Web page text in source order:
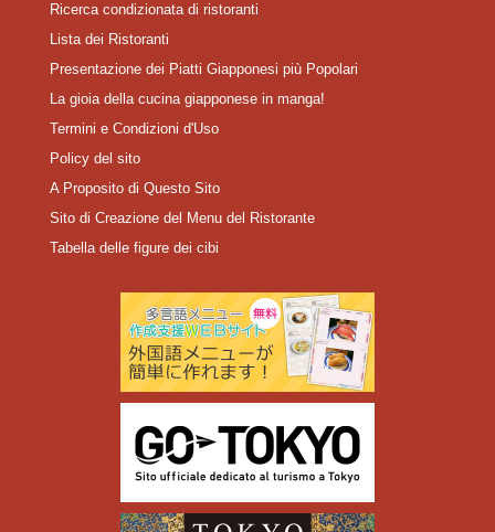
Ricerca condizionata di ristoranti
Lista dei Ristoranti
Presentazione dei Piatti Giapponesi più Popolari
La gioia della cucina giapponese in manga!
Termini e Condizioni d'Uso
Policy del sito
A Proposito di Questo Sito
Sito di Creazione del Menu del Ristorante
Tabella delle figure dei cibi